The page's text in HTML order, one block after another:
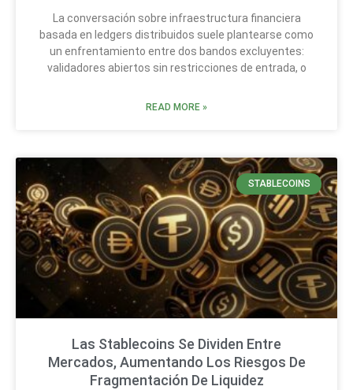
La conversación sobre infraestructura financiera
basada en ledgers distribuidos suele plantearse como
un enfrentamiento entre dos bandos excluyentes:
validadores abiertos sin restricciones de entrada, o
READ MORE »
STABLECOINS
Las Stablecoins Se Dividen Entre
Mercados, Aumentando Los Riesgos De
Fragmentación De Liquidez